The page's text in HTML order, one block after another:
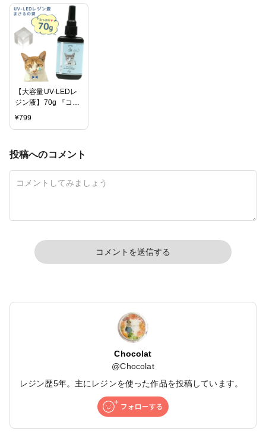
【大容量UV-LEDレ
ジン液】70g 『コス
パ＆クオリティー最
ア》GreenOceanオ
ジンクラフト ハード
タイプ UVレジン液
¥799
投稿へのコメント
コメントを送信する
Chocolat
@Chocolat
レジン歴5年。主にレジンを使った作品を投稿しています。